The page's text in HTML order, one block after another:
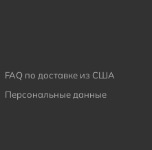
FAQ по доставке из США
Персональные данные